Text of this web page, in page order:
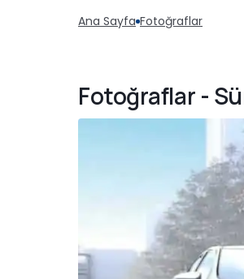
Ana Sayfa Fotoğraflar
Fotoğraflar -